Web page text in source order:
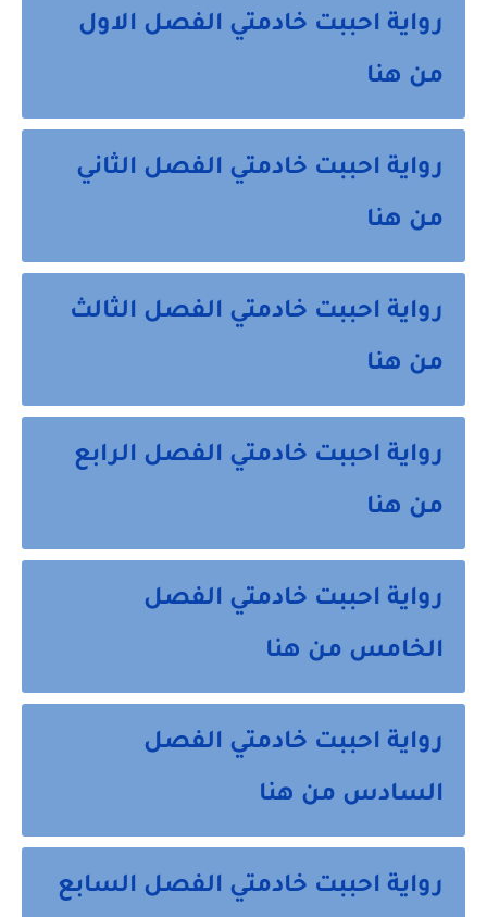
رواية احببت خادمتي الفصل الاول
من هنا
رواية احببت خادمتي الفصل الثاني
من هنا
رواية احببت خادمتي الفصل الثالث
من هنا
رواية احببت خادمتي الفصل الرابع
من هنا
رواية احببت خادمتي الفصل
الخامس من هنا
رواية احببت خادمتي الفصل
السادس من هنا
رواية احببت خادمتي الفصل السابع